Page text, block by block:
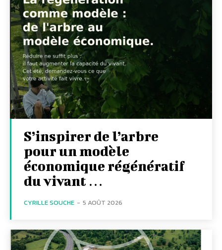
S’inspirer de l’arbre
pour un modèle
économique régénératif
du vivant …
CYRILLE SOUCHE - 5 AOÛT 2026